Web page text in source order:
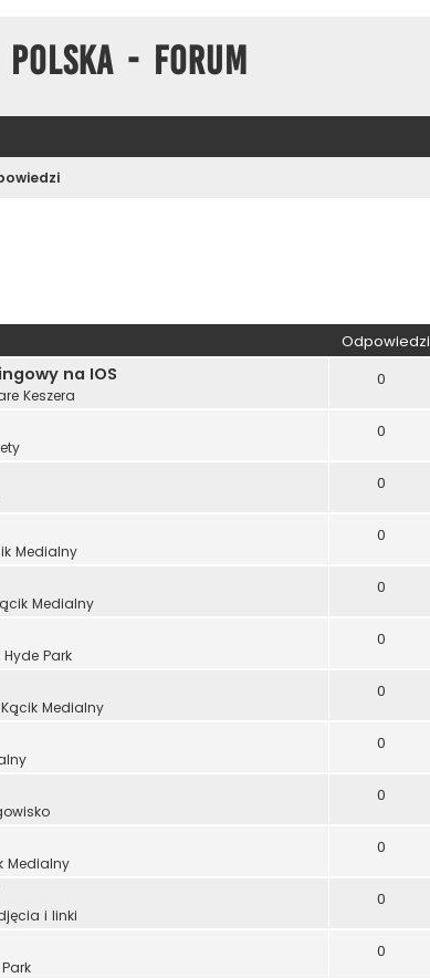
Polska - Forum
Odpowiedzi
na IOS
Keszera
0
0
0
Medialny
0
Medialny
0
Hyde Park
0
Kącik Medialny
0
0
0
Medialny
0
i linki
0
0